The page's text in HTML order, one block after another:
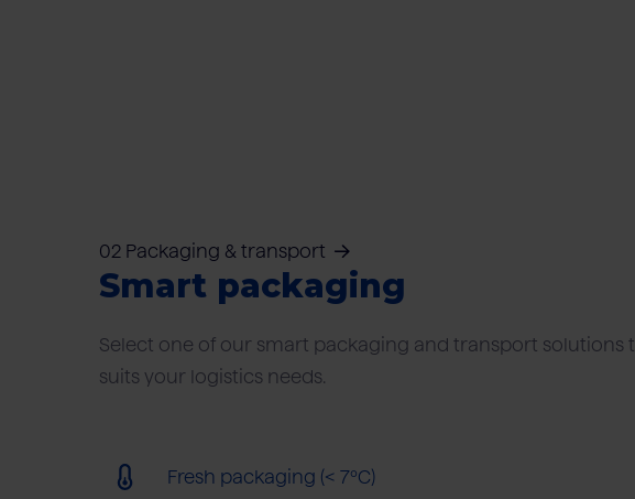
02 Packaging & transport
Smart packaging
Select one of our smart packaging and transport solutions
suits your logistics needs.
Fresh packaging (< 7ºC)